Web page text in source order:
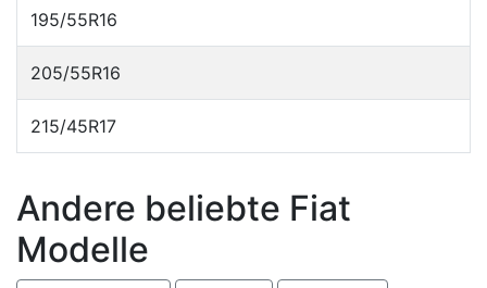
195/55R16
205/55R16
215/45R17
Andere beliebte Fiat
Modelle